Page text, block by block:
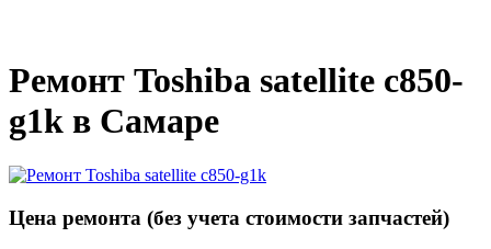
Ремонт Toshiba satellite c850-
g1k в Самаре
Цена ремонта (без учета стоимости запчастей)